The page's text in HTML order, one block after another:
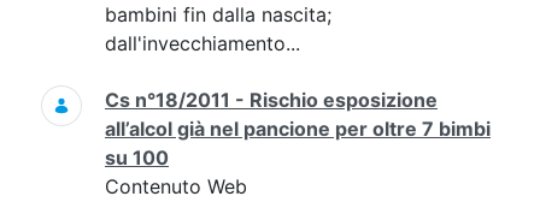
bambini fin dalla nascita;
dall'invecchiamento...
Cs n°18/2011 - Rischio esposizione
all’alcol già nel pancione per oltre 7 bimbi
su 100
Contenuto Web